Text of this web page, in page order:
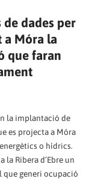
dades per
a Móra la
que faran
la implantació de
es projecta a Móra
o hídrics.
la Ribera d’Ebre un
generi ocupació